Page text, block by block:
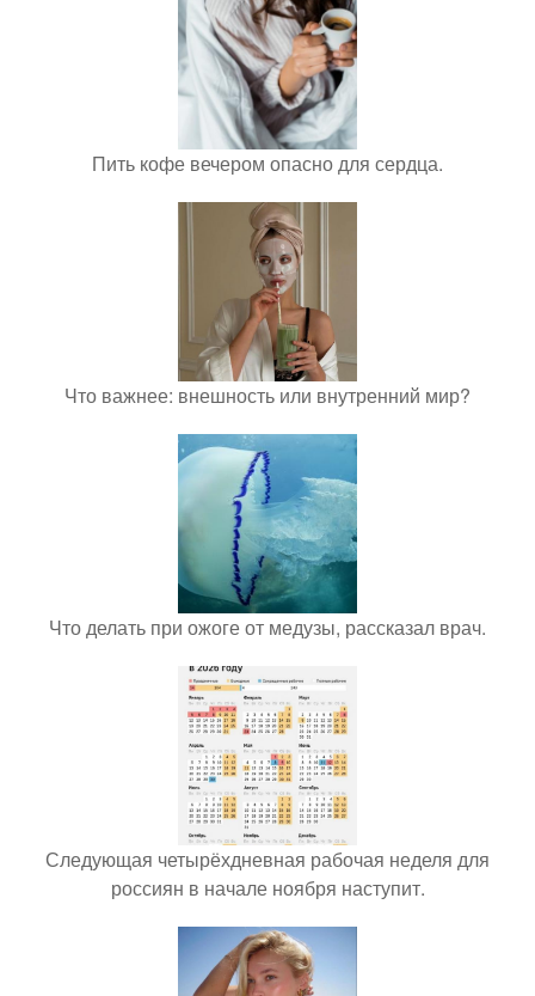
Пить кофе вечером опасно для сердца.
Что важнее: внешность или внутренний мир?
Что делать при ожоге от медузы, рассказал врач.
Следующая четырёхдневная рабочая неделя для
россиян в начале ноября наступит.